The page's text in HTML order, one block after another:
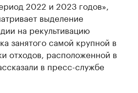
2022 и 2023 годов»,
выделение
на рекультивацию
занятого самой крупной в
отходов, расположенной в
в пресс-службе